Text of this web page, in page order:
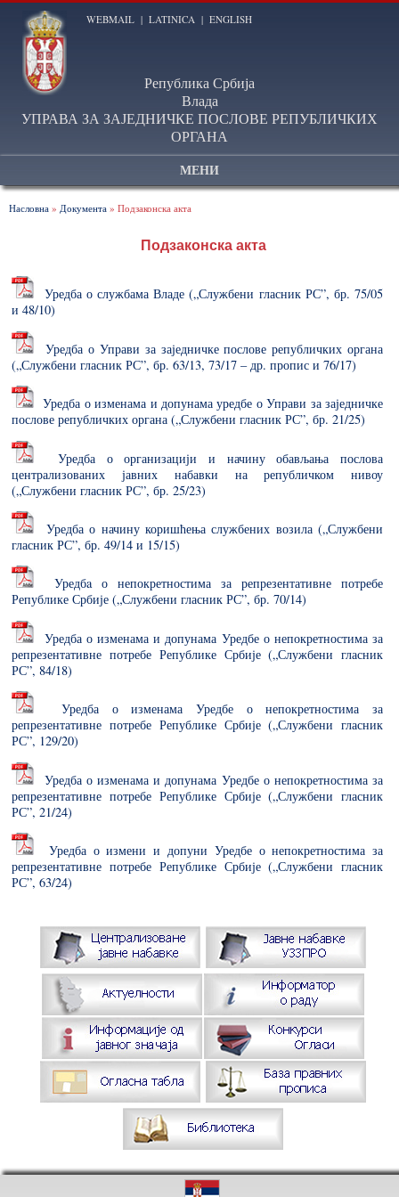
WEBMAIL | LATINICA | ENGLISH
Република Србија
Влада
УПРАВА ЗА ЗАЈЕДНИЧКЕ ПОСЛОВЕ РЕПУБЛИЧКИХ
ОРГАНА
МЕНИ
Насловна » Документа » Подзаконска акта
Подзаконска акта
Уредба о службама Владе („Службени гласник РС”, бр. 75/05
и 48/10)
Уредба о Управи за заједничке послове републичких органа
(„Службени гласник РС”, бр. 63/13, 73/17 – др. пропис и 76/17)
Уредба о изменама и допунама уредбе о Управи за заједничке
послове републичких органа („Службени гласник РС”, бр. 21/25)
Уредба о организацији и начину обављања послова
централизованих јавних набавки на републичком нивоу
(„Службени гласник РС”, бр. 25/23)
Уредба о начину коришћења службених возила („Службени
гласник РС”, бр. 49/14 и 15/15)
Уредбa о непокретностима за репрезентативне потребе
Републике Србије („Службени гласник РС”, бр. 70/14)
Уредба о изменама и допунама Уредбе о непокретностима за
репрезентативне потребе Републике Србије („Службени гласник
РС”, 84/18)
Уредба о изменама Уредбе о непокретностима за
репрезентативне потребе Републике Србије („Службени гласник
РС”, 129/20)
Уредба о изменама и допунама Уредбе о непокретностима за
репрезентативне потребе Републике Србије („Службени гласник
РС”, 21/24)
Уредба о измени и допуни Уредбе о непокретностима за
репрезентативне потребе Републике Србије („Службени гласник
РС”, 63/24)